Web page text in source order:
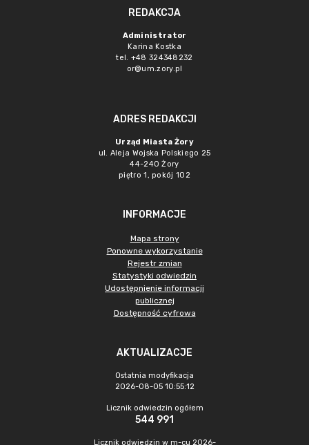
REDAKCJA
Administrator
Karina Kostka
tel. +48 324348232
or@um.zory.pl
ADRES REDAKCJI
Urząd Miasta Żory
ul. Aleja Wojska Polskiego 25
44-240 Żory
piętro 1, pokój 102
INFORMACJE
Mapa strony
Ponowne wykorzystanie
Rejestr zmian
Statystyki odwiedzin
Udostępnienie informacji
publicznej
Dostępność cyfrowa
AKTUALIZACJE
Ostatnia modyfikacja
2026-08-05 10:55:12
Licznik odwiedzin ogółem
544 991
Licznik odwiedzin w m-cu 2026-